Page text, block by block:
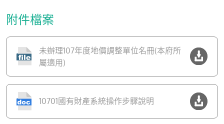
附件檔案
未辦理107年度地價調整單位名冊(本府所
屬適用)
10701國有財產系統操作步驟說明